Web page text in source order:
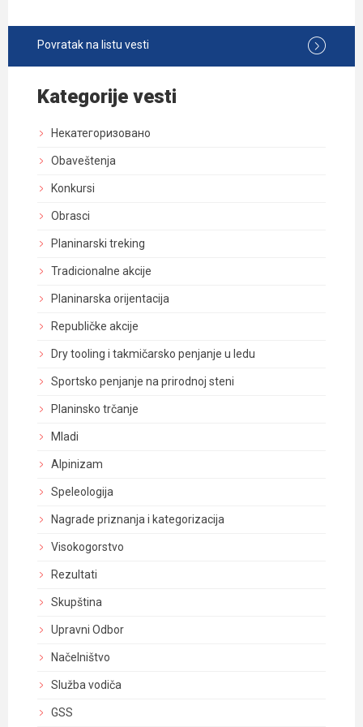
Povratak na listu vesti
Kategorije vesti
Некатегоризовано
Obaveštenja
Konkursi
Obrasci
Planinarski treking
Tradicionalne akcije
Planinarska orijentacija
Republičke akcije
Dry tooling i takmičarsko penjanje u ledu
Sportsko penjanje na prirodnoj steni
Planinsko trčanje
Mladi
Alpinizam
Speleologija
Nagrade priznanja i kategorizacija
Visokogorstvo
Rezultati
Skupština
Upravni Odbor
Načelništvo
Služba vodiča
GSS